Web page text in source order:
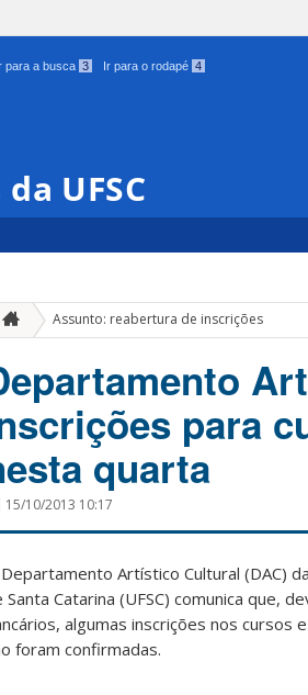
para a busca 3 Ir para o rodapé 4
UFSC
Assunto: reabertura de inscrições
para
quarta
15/10/2013 10:17
Artístico Cultural (DAC)
Santa Catarina (UFSC) comunica que,
algumas inscrições nos cursos
foram confirmadas.